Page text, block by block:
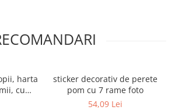
harta
cu
sticker decorativ de perete
pom cu 7 rame foto
54,09 Lei